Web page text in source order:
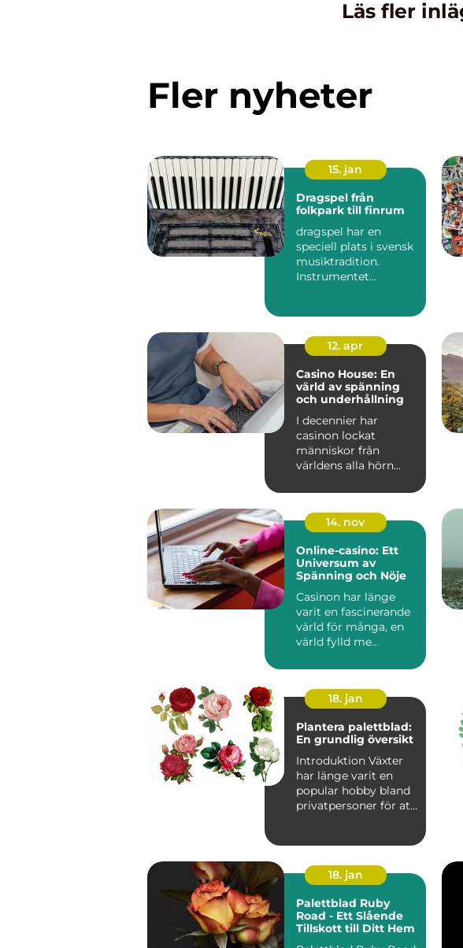
Läs fler
Fler nyheter
15. jan
Dragspel från
folkpark till finrum
dragspel har en
speciell plats i svensk
musiktradition.
Instrumentet
12. apr
Casino House: En
värld av spänning
och underhållning
I decennier har
casinon lockat
människor från
världens alla hörn
14. nov
Online-casino: Ett
Universum av
Spänning och Nöje
Casinon har länge
varit en fascinerande
värld för många, en
värld fylld me...
18. jan
Plantera palettblad:
En grundlig översikt
Introduktion Växter
har länge varit en
popular hobby bland
privatpersoner för att
18. jan
Palettblad Ruby
Road - Ett Slående
Tillskott till Ditt Hem